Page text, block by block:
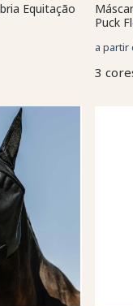
Equitação
Puck
a partir
3